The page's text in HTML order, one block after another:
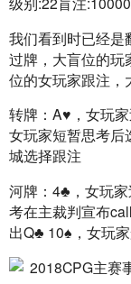
我们看到时已经
过牌，大盲位的玩
位的女玩家跟注，
转牌：A♥，女玩
女玩家短暂思考后
城选择跟注
河牌：4♣，女玩
考在主裁判宣布
出Q♣ 10♠，女玩